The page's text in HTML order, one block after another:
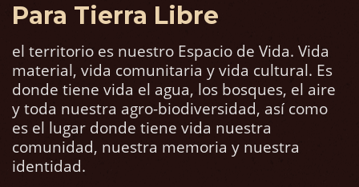
Para Tierra Libre
el territorio es nuestro Espacio de Vida. Vida
material, vida comunitaria y vida cultural. Es
donde tiene vida el agua, los bosques, el aire
y toda nuestra agro-biodiversidad, así como
es el lugar donde tiene vida nuestra
comunidad, nuestra memoria y nuestra
identidad.